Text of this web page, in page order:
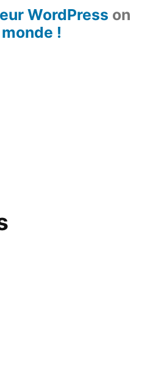
WordPress on
!